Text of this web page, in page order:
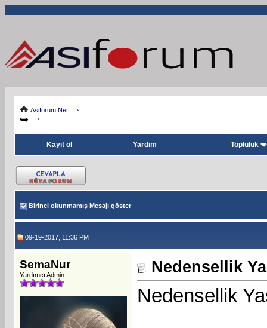
Asiforum.Net
Kayıt ol Yardım Topluluk
Birinci okunmamış Mesajı göster
09-19-2017, 11:36 PM
SemaNur
Yardımcı Admin Nedensellik
Nedensellik